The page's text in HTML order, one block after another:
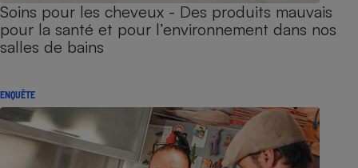
Soins pour les cheveux - Des produits mauvais
pour la santé et pour l’environnement dans nos
salles de bains
ENQUÊTE